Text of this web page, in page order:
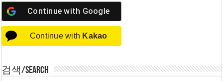
Continue with Google
Continue with Kakao
검색/Search